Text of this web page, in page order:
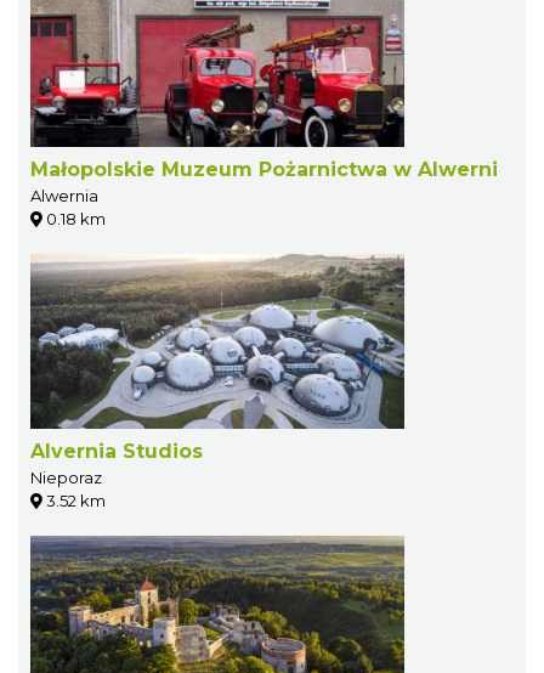
Małopolskie Muzeum Pożarnictwa w Alwerni
Alwernia
0.18 km
Alvernia Studios
Nieporaz
3.52 km